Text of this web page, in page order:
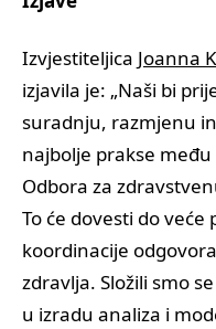
Izvjestiteljica Joanna
izjavila je: „Naši bi
suradnju, razmjenu
najbolje prakse
Odbora za
To će dovesti do
koordinacije
zdravlja. Složili smo
u izradu analiza i